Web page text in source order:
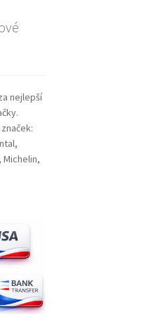
nejlepší
Michelin,